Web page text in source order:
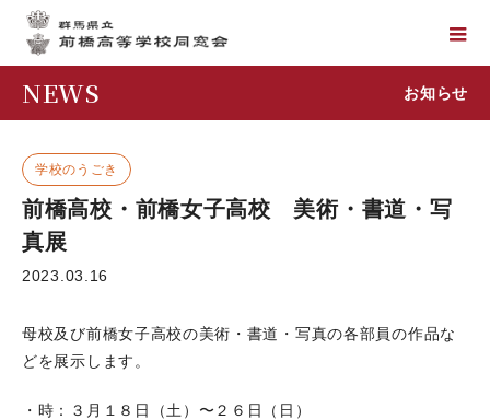
NEWS お知らせ
学校のうごき
前橋高校・前橋女子高校 美術・書道・写
真展
2023.03.16
母校及び前橋女子高校の美術・書道・写真の各部員の作品な
どを展示します。
・時：３月１８日（土）〜２６日（日）